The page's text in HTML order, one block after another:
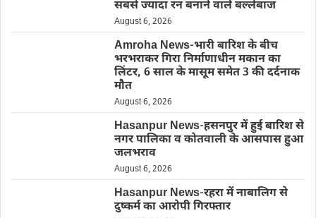
सबसे ज्यादा रन बनाने वाले बल्लेबाज
August 6, 2026
Amroha News-भारी बारिश के बीच
भरभराकर गिरा निर्माणाधीन मकान का
लिंटर, 6 साल के मासूम समेत 3 की दर्दनाक
मौत
August 6, 2026
Hasanpur News-हसनपुर में हुई बारिश से
नगर पालिका व कोतवाली के आसपास हुआ
जलभराव
August 6, 2026
Hasanpur News-रहरा में नाबालिग से
दुष्कर्म का आरोपी गिरफ्तार